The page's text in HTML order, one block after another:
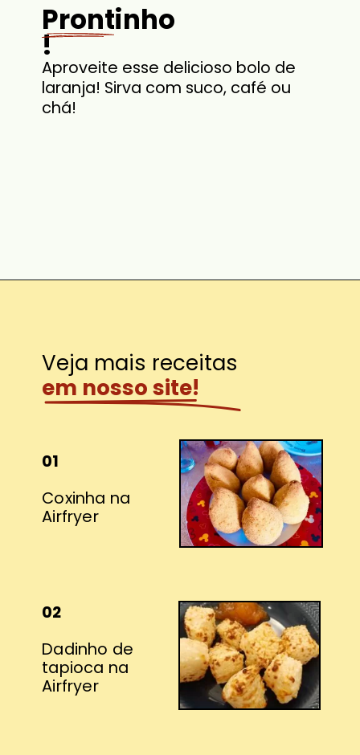
Prontinho
!
Aproveite esse delicioso bolo de
laranja! Sirva com suco, café ou
chá!
em nosso site!
01
Coxinha na
Airfryer
02
Dadinho de
tapioca na
Airfryer